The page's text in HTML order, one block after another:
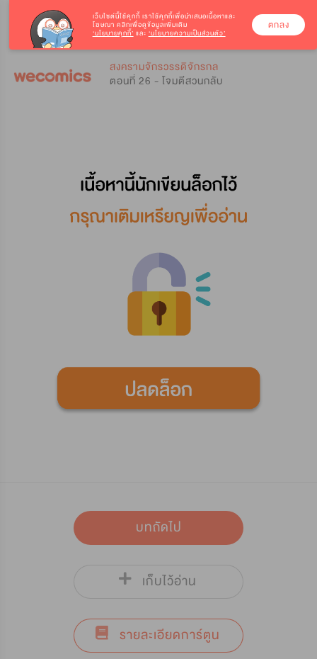
สงครามจักรวรรดิจักรกล
ตอนที่ 26 - โจมตีสวนกลับ
บทถัดไป
เก็บไว้อ่าน
รายละเอียดการ์ตูน
เว็บไซต์นี้ใช้คุกกี้ เราใช้คุกกี้เพื่อนำเสนอเนื้อหาและ
โฆษณา คลิกเพื่อดูข้อมูลเพิ่มเติม
‘นโยบายคุกกี้’ และ ‘นโยบายความเป็นส่วนตัว’
ตกลง